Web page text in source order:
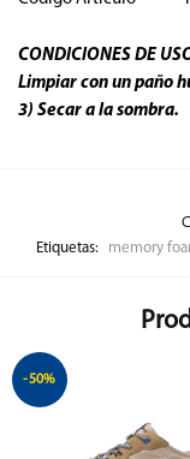
CONDICIONES DE
Limpiar con un paño
3) Secar a la sombra.
Etiquetas:
memory
-50%